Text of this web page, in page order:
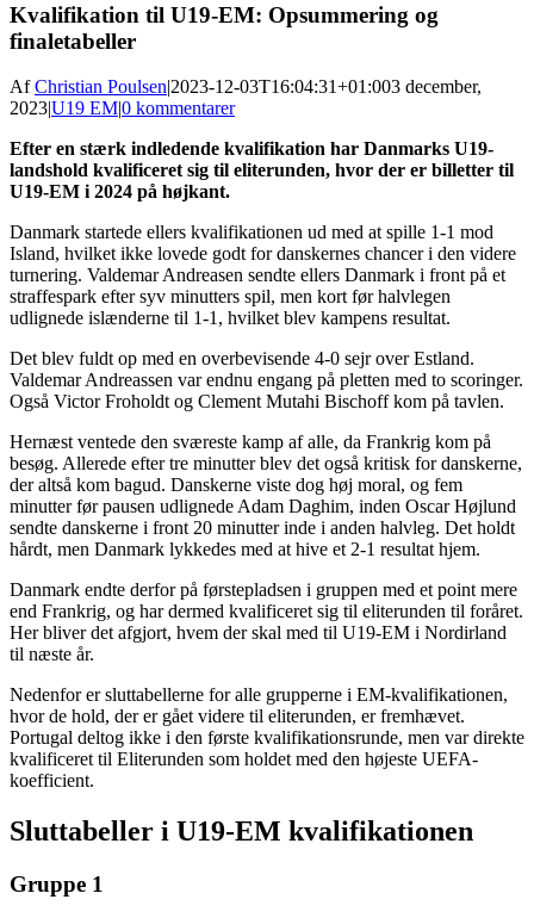
Kvalifikation til U19-EM: Opsummering og
finaletabeller
AfChristian Poulsen|2023-12-03T16:04:31+01:003 december,
2023|U19 EM|0 kommentarer
Efter en stærk indledende kvalifikation har Danmarks U19-
landshold kvalificeret sig til eliterunden, hvor der er billetter til
U19-EM i 2024 på højkant.
Danmark startede ellers kvalifikationen ud med at spille 1-1 mod
Island, hvilket ikke lovede godt for danskernes chancer i den videre
turnering. Valdemar Andreasen sendte ellers Danmark i front på et
straffespark efter syv minutters spil, men kort før halvlegen
udlignede islænderne til 1-1, hvilket blev kampens resultat.
Det blev fuldt op med en overbevisende 4-0 sejr over Estland.
Valdemar Andreassen var endnu engang på pletten med to scoringer.
Også Victor Froholdt og Clement Mutahi Bischoff kom på tavlen.
Hernæst ventede den sværeste kamp af alle, da Frankrig kom på
besøg. Allerede efter tre minutter blev det også kritisk for danskerne,
der altså kom bagud. Danskerne viste dog høj moral, og fem
minutter før pausen udlignede Adam Daghim, inden Oscar Højlund
sendte danskerne i front 20 minutter inde i anden halvleg. Det holdt
hårdt, men Danmark lykkedes med at hive et 2-1 resultat hjem.
Danmark endte derfor på førstepladsen i gruppen med et point mere
end Frankrig, og har dermed kvalificeret sig til eliterunden til foråret.
Her bliver det afgjort, hvem der skal med til U19-EM i Nordirland
til næste år.
Nedenfor er sluttabellerne for alle grupperne i EM-kvalifikationen,
hvor de hold, der er gået videre til eliterunden, er fremhævet.
Portugal deltog ikke i den første kvalifikationsrunde, men var direkte
kvalificeret til Eliterunden som holdet med den højeste UEFA-
koefficient.
Sluttabeller i U19-EM kvalifikationen
Gruppe 1